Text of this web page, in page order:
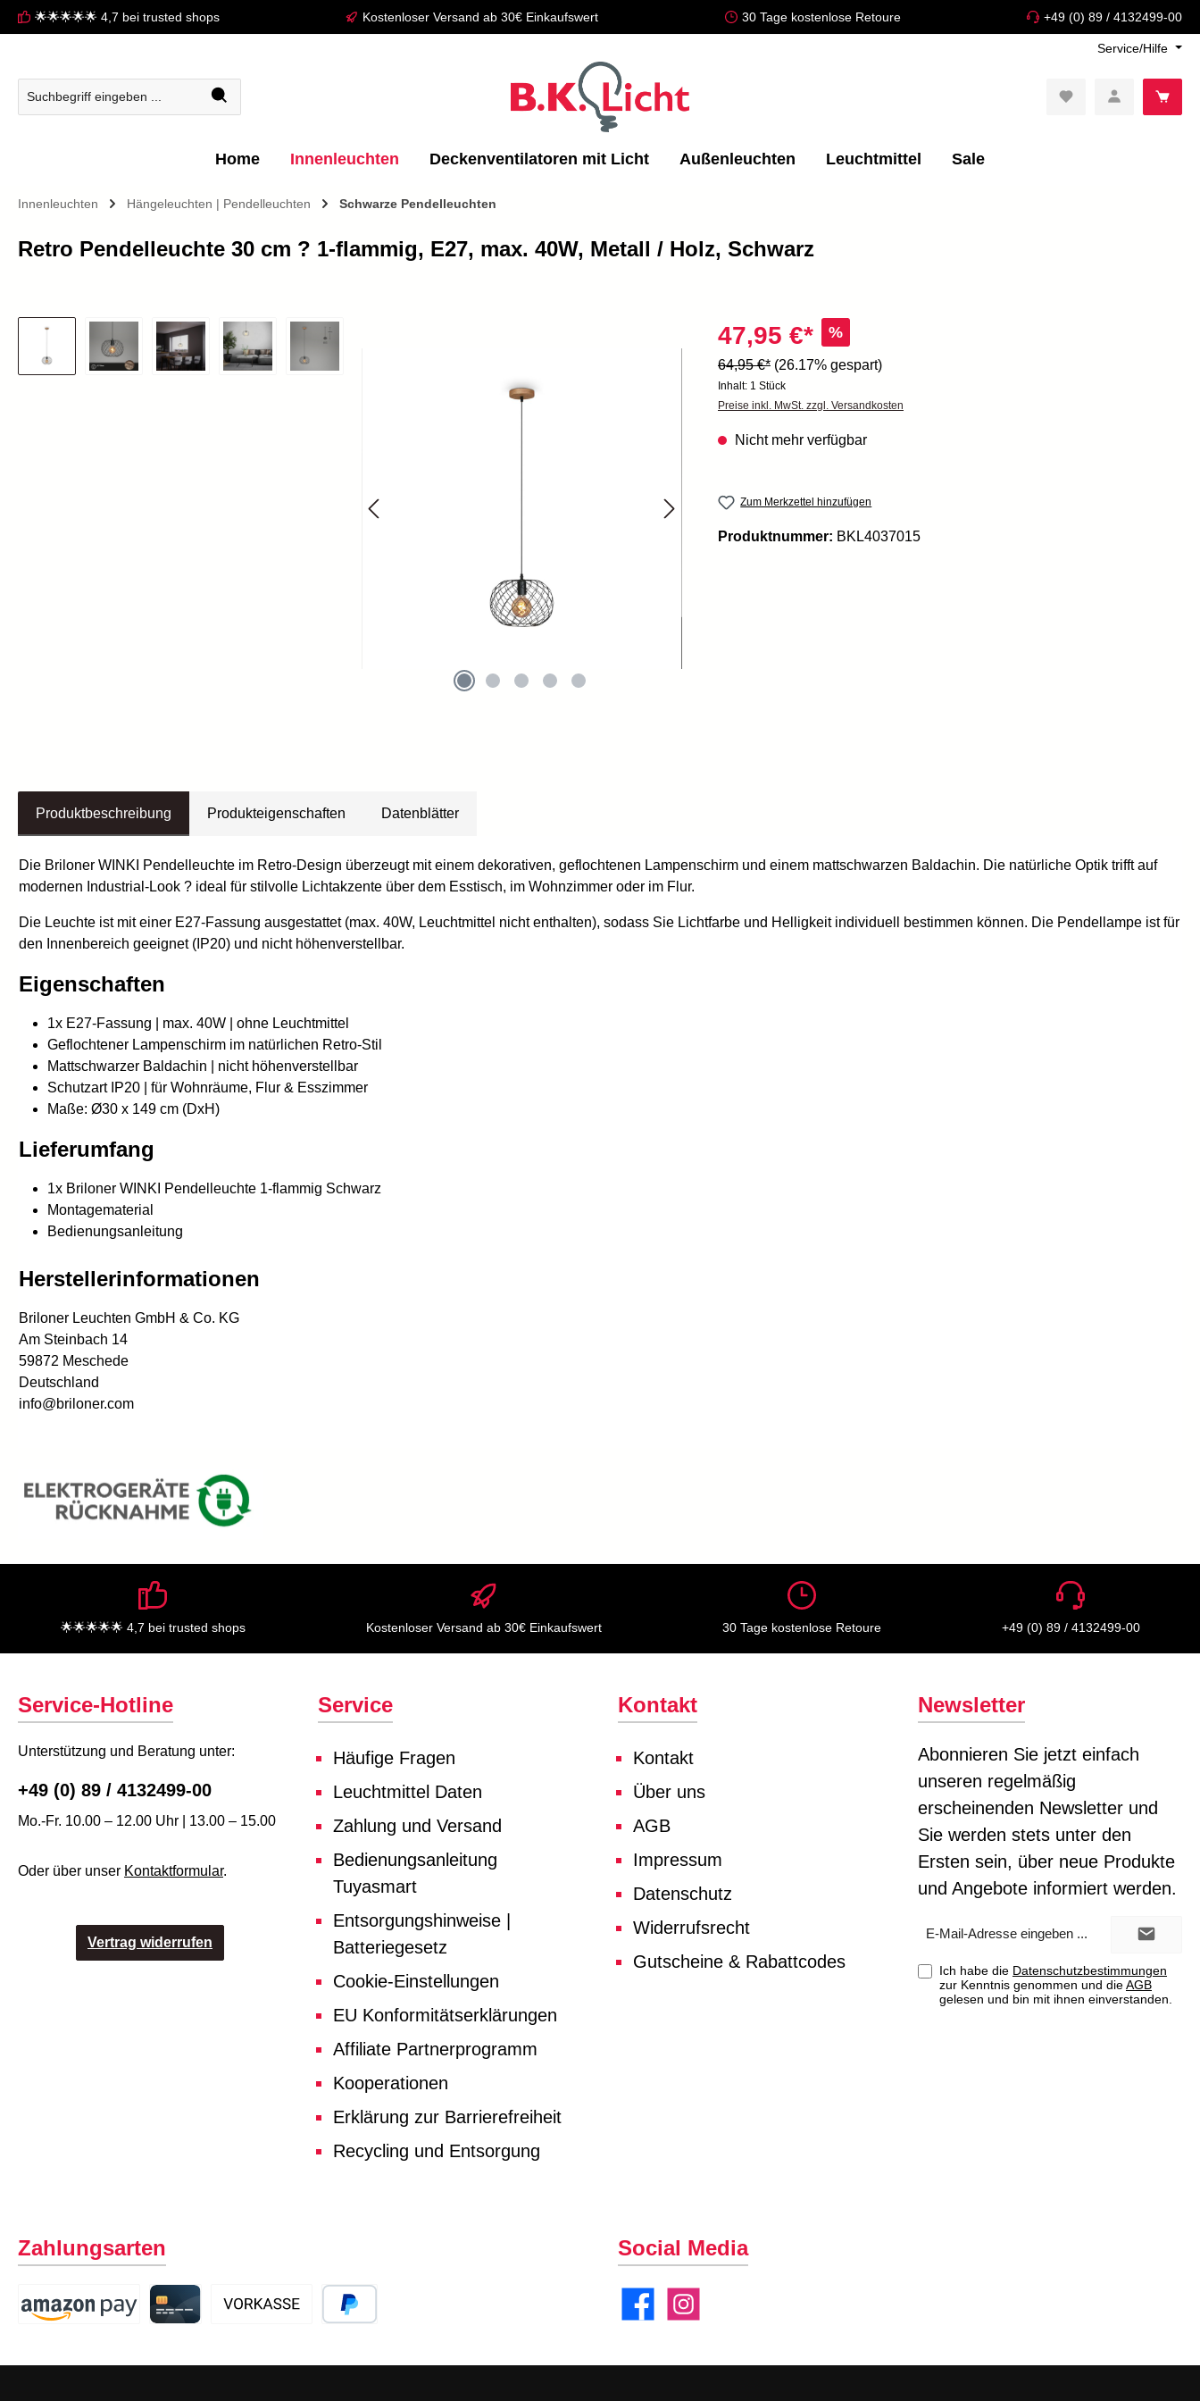
Zur Hauptnavigation springen
🌟🌟🌟🌟🌟 4,7 bei trusted shops Kostenloser Versand ab 30€ Einkaufswert 30 Tage kostenlose Retoure +49 (0) 89 / 4132499-00
Service/Hilfe
Home Innenleuchten Deckenventilatoren mit Licht Außenleuchten Leuchtmittel Sale
Innenleuchten Hängeleuchten | Pendelleuchten Schwarze Pendelleuchten
Retro Pendelleuchte 30 cm ? 1-flammig, E27, max. 40W, Metall / Holz, Schwarz
Bildergalerie überspringen 47,95 €* %
64,95 €* (26.17% gespart)
Inhalt: 1 Stück
Preise inkl. MwSt. zzgl. Versandkosten
Nicht mehr verfügbar
Zum Merkzettel hinzufügen
Produktnummer: BKL4037015
Produktbeschreibung Produkteigenschaften Datenblätter
Die Briloner WINKI Pendelleuchte im Retro-Design überzeugt mit einem dekorativen, geflochtenen Lampenschirm und einem mattschwarzen Baldachin. Die natürliche Optik trifft auf
modernen Industrial-Look ? ideal für stilvolle Lichtakzente über dem Esstisch, im Wohnzimmer oder im Flur.
Die Leuchte ist mit einer E27-Fassung ausgestattet (max. 40W, Leuchtmittel nicht enthalten), sodass Sie Lichtfarbe und Helligkeit individuell bestimmen können. Die Pendellampe ist für
den Innenbereich geeignet (IP20) und nicht höhenverstellbar.
Eigenschaften
1x E27-Fassung | max. 40W | ohne Leuchtmittel
Geflochtener Lampenschirm im natürlichen Retro-Stil
Mattschwarzer Baldachin | nicht höhenverstellbar
Schutzart IP20 | für Wohnräume, Flur & Esszimmer
Maße: Ø30 x 149 cm (DxH)
Lieferumfang
1x Briloner WINKI Pendelleuchte 1-flammig Schwarz
Montagematerial
Bedienungsanleitung
Herstellerinformationen
Briloner Leuchten GmbH & Co. KG
Am Steinbach 14
59872 Meschede
Deutschland
info@briloner.com
🌟🌟🌟🌟🌟 4,7 bei trusted shops Kostenloser Versand ab 30€ Einkaufswert 30 Tage kostenlose Retoure +49 (0) 89 / 4132499-00
Service-Hotline
Unterstützung und Beratung unter:
+49 (0) 89 / 4132499-00
Mo.-Fr. 10.00 – 12.00 Uhr | 13.00 – 15.00
Oder über unser Kontaktformular.
Vertrag widerrufen
Service
Häufige Fragen
Leuchtmittel Daten
Zahlung und Versand
Bedienungsanleitung
Tuyasmart
Entsorgungshinweise |
Batteriegesetz
Cookie-Einstellungen
EU Konformitätserklärungen
Affiliate Partnerprogramm
Kooperationen
Erklärung zur Barrierefreiheit
Recycling und Entsorgung
Kontakt
Kontakt
Über uns
AGB
Impressum
Datenschutz
Widerrufsrecht
Gutscheine & Rabattcodes
Newsletter
Abonnieren Sie jetzt einfach
unseren regelmäßig
erscheinenden Newsletter und
Sie werden stets unter den
Ersten sein, über neue Produkte
und Angebote informiert werden.
Mail-
Ich habe die Datenschutzbestimmungen
zur Kenntnis genommen und dieAGB
gelesen und bin mit ihnen einverstanden.
Zahlungsarten Social Media
FacebookInstagram